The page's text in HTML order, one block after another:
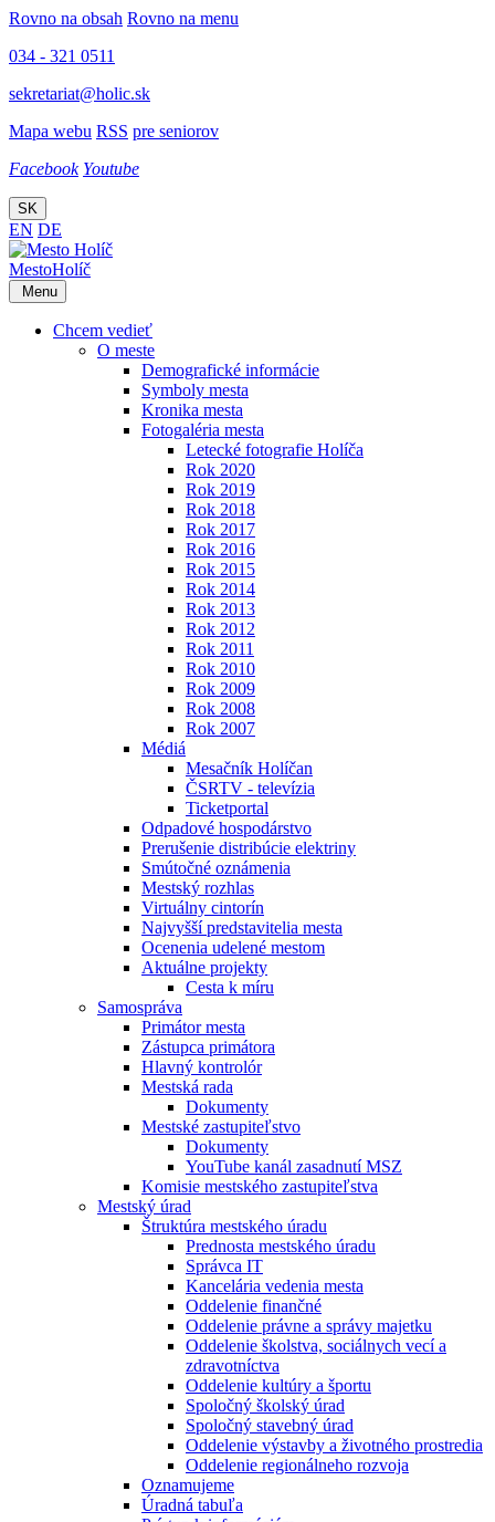
Rovno na obsah Rovno na menu
034 - 321 0511
sekretariat@holic.sk
Mapa webu RSS pre seniorov
Facebook Youtube
SK
EN DE
MestoHolíč
Menu
Chcem vedieť
O meste
Demografické informácie
Symboly mesta
Kronika mesta
Fotogaléria mesta
Letecké fotografie Holíča
Rok 2020
Rok 2019
Rok 2018
Rok 2017
Rok 2016
Rok 2015
Rok 2014
Rok 2013
Rok 2012
Rok 2011
Rok 2010
Rok 2009
Rok 2008
Rok 2007
Médiá
Mesačník Holíčan
ČSRTV - televízia
Ticketportal
Odpadové hospodárstvo
Prerušenie distribúcie elektriny
Smútočné oznámenia
Mestský rozhlas
Virtuálny cintorín
Najvyšší predstavitelia mesta
Ocenenia udelené mestom
Aktuálne projekty
Cesta k míru
Samospráva
Primátor mesta
Zástupca primátora
Hlavný kontrolór
Mestská rada
Dokumenty
Mestské zastupiteľstvo
Dokumenty
YouTube kanál zasadnutí MSZ
Komisie mestského zastupiteľstva
Mestský úrad
Štruktúra mestského úradu
Prednosta mestského úradu
Správca IT
Kancelária vedenia mesta
Oddelenie finančné
Oddelenie právne a správy majetku
Oddelenie školstva, sociálnych vecí a
zdravotníctva
Oddelenie kultúry a športu
Spoločný školský úrad
Spoločný stavebný úrad
Oddelenie výstavby a životného prostredia
Oddelenie regionálneho rozvoja
Oznamujeme
Úradná tabuľa